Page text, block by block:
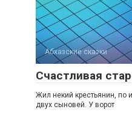
Абхазские сказки
Счастливая
Жил некий крестьянин, по
двух сыновей. У ворот